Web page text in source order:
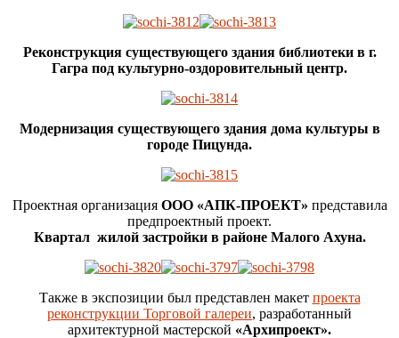
Реконструкция существующего здания библиотеки в г.
Гагра под культурно-оздоровительный центр.
Модернизация существующего здания дома культуры в
городе Пицунда.
Проектная организацияООО «АПК-ПРОЕКТ» представила
предпроектный проект.
Квартал жилой застройки в районе Малого Ахуна.
Также в экспозиции был представлен макет проекта
реконструкции Торговой галереи, разработанный
архитектурной мастерской «Архипроект».